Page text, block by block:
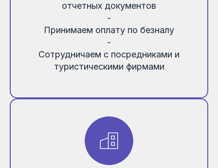
отчетных документов
-
Принимаем оплату по безналу
-
Сотрудничаем с посредниками и
туристическими фирмами